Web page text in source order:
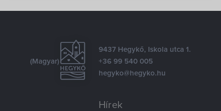
(Magyar)
9437 Hegykő, Iskola utca 1.
+36 99 540 005
hegyko@hegyko.hu
Hírek